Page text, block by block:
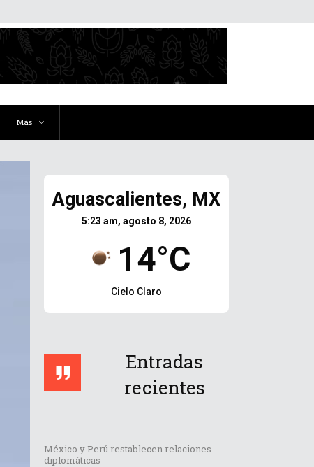
Más
Aguascalientes, MX
5:23 am, agosto 8, 2026
14°C
Cielo Claro
Entradas
recientes
México y Perú restablecen relaciones
diplomáticas